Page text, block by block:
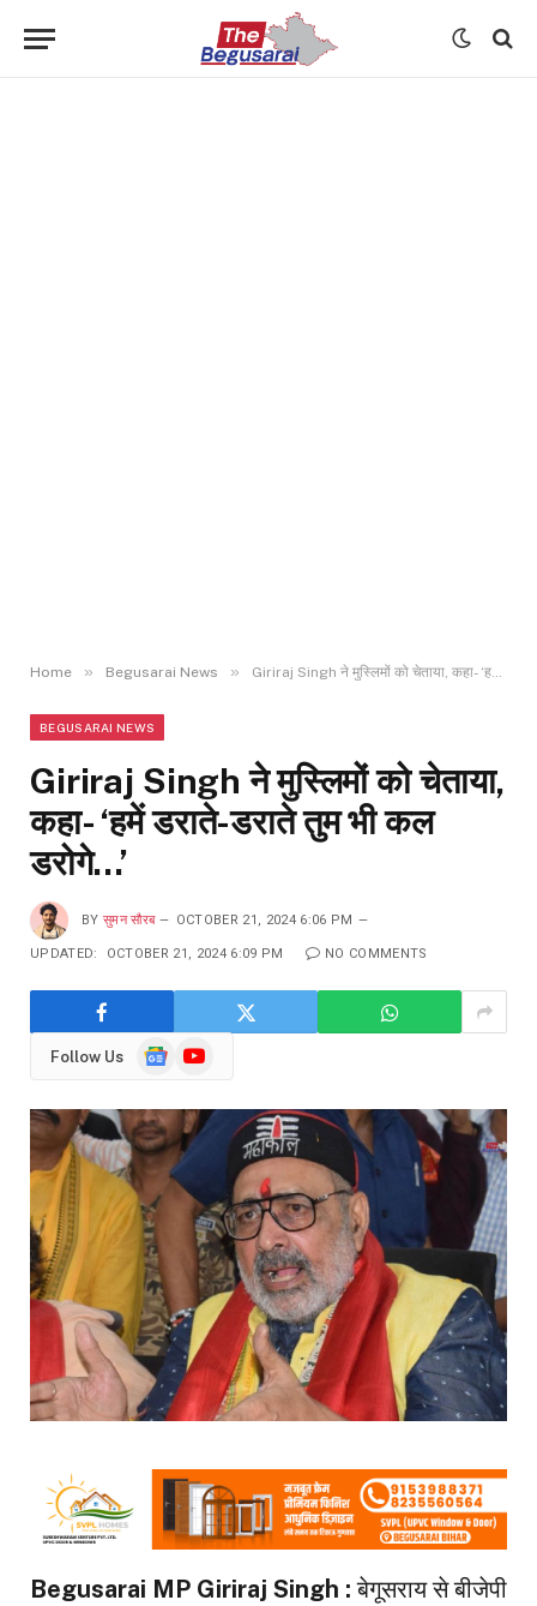
Home » Begusarai News » Giriraj Singh ने मुस्लिमों को चेताया, कहा- ‘हमें डराते-डराते तुम भी कल डरोगे…’
BEGUSARAI NEWS
Giriraj Singh ने मुस्लिमों को चेताया,
कहा- ‘हमें डराते-डराते तुम भी कल
डरोगे…’
BY सुमन सौरब OCTOBER 21, 2024 6:06 PM
UPDATED: OCTOBER 21, 2024 6:09 PM NO COMMENTS
Follow Us
GoogleYouTube
Begusarai MP Giriraj Singh :बेगूसराय से बीजेपी